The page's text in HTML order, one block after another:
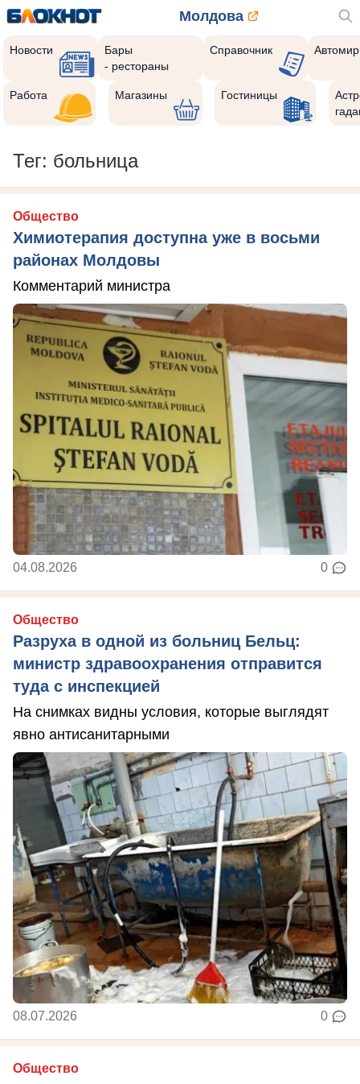
Молдова
Новости
Бары
- рестораны
Справочник Автомир
Работа Магазины Гостиницы
Тег: больница
Общество
Химиотерапия доступна уже в восьми
районах Молдовы
Комментарий министра
04.08.2026 0
Общество
Разруха в одной из больниц Бельц:
министр здравоохранения отправится
туда с инспекцией
На снимках видны условия, которые выглядят
явно антисанитарными
08.07.2026 0
Общество